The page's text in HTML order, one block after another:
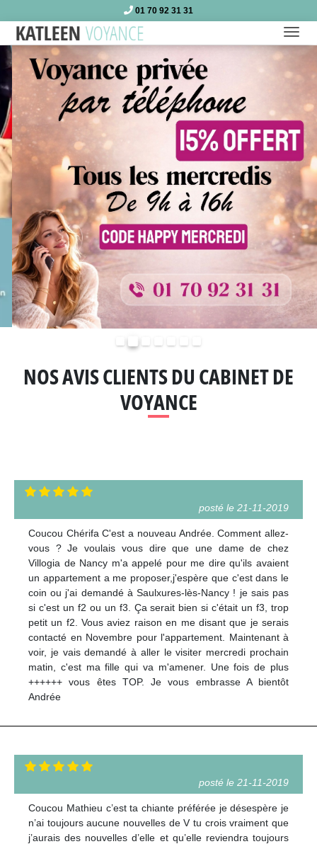
01 70 92 31 31
NOS AVIS CLIENTS DU CABINET DE
VOYANCE
posté le 21-11-2019
Coucou Chérifa C'est a nouveau Andrée. Comment allez-
vous ? Je voulais vous dire que une dame de chez
Villogia de Nancy m'a appelé pour me dire qu'ils avaient
un appartement a me proposer,j'espère que c'est dans le
coin ou j'ai demandé à Saulxures-lès-Nancy ! je sais pas
si c'est un f2 ou un f3. Ça serait bien si c'était un f3, trop
petit un f2. Vous aviez raison en me disant que je serais
contacté en Novembre pour l'appartement. Maintenant à
voir, je vais demandé à aller le visiter mercredi prochain
matin, c'est ma fille qui va m'amener. Une fois de plus
++++++ vous êtes TOP. Je vous embrasse A bientôt
Andrée
posté le 21-11-2019
Coucou Mathieu c’est ta chiante préférée je désespère je
n’ai toujours aucune nouvelles de V tu crois vraiment que
j’aurais des nouvelles d’elle et qu’elle reviendra toujours